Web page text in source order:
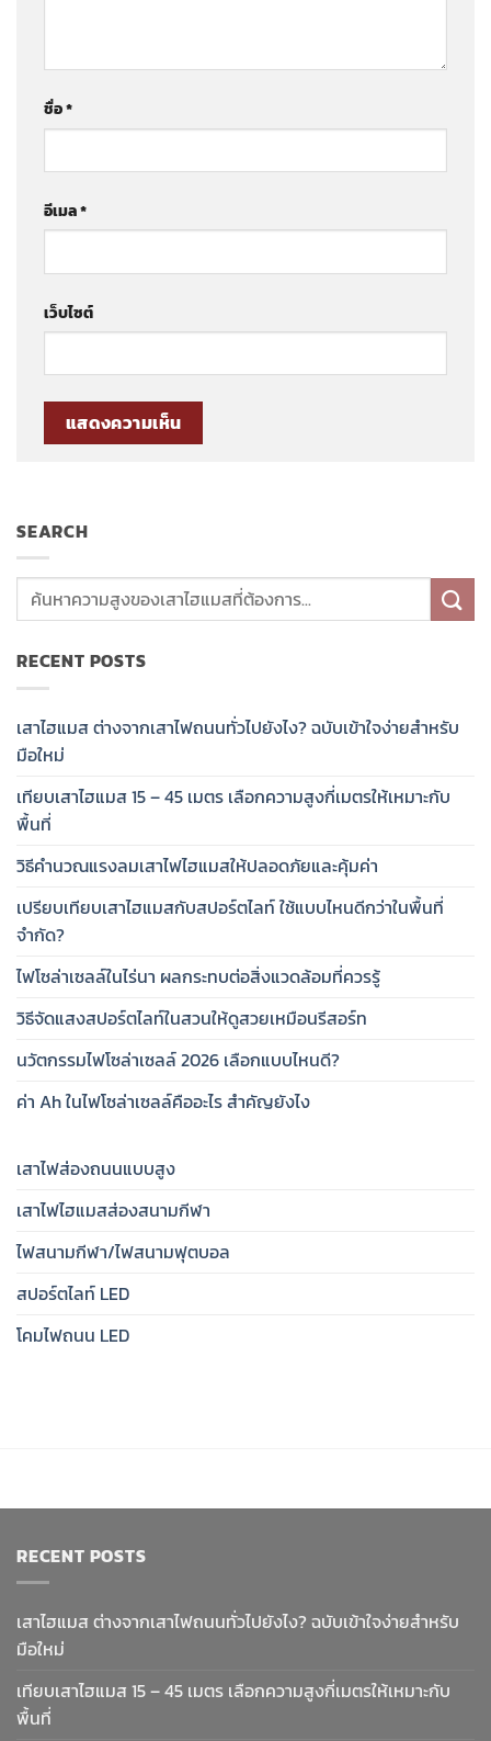
SEARCH
RECENT POSTS
เสาไฮแมส ต่างจากเสาไฟถนนทั่วไปยังไง? ฉบับเข้าใจง่ายสำหรับ
มือใหม่
เทียบเสาไฮแมส 15 – 45 เมตร เลือกความสูงกี่เมตรให้เหมาะกับ
พื้นที่
วิธีคำนวณแรงลมเสาไฟไฮแมสให้ปลอดภัยและคุ้มค่า
เปรียบเทียบเสาไฮแมสกับสปอร์ตไลท์ ใช้แบบไหนดีกว่าในพื้นที่
จำกัด?
ไฟโซล่าเซลล์ในไร่นา ผลกระทบต่อสิ่งแวดล้อมที่ควรรู้
วิธีจัดแสงสปอร์ตไลท์ในสวนให้ดูสวยเหมือนรีสอร์ท
นวัตกรรมไฟโซล่าเซลล์ 2026 เลือกแบบไหนดี?
ค่า Ah ในไฟโซล่าเซลล์คืออะไร สำคัญยังไง
เสาไฟส่องถนนแบบสูง
เสาไฟไฮแมสส่องสนามกีฬา
ไฟสนามกีฬา/ไฟสนามฟุตบอล
สปอร์ตไลท์ LED
โคมไฟถนน LED
ชื่อ*
อีเมล*
เว็บไซต์
RECENT POSTS
เสาไฮแมส ต่างจากเสาไฟถนนทั่วไปยังไง? ฉบับเข้าใจง่ายสำหรับ
มือใหม่
เทียบเสาไฮแมส 15 – 45 เมตร เลือกความสูงกี่เมตรให้เหมาะกับ
พื้นที่